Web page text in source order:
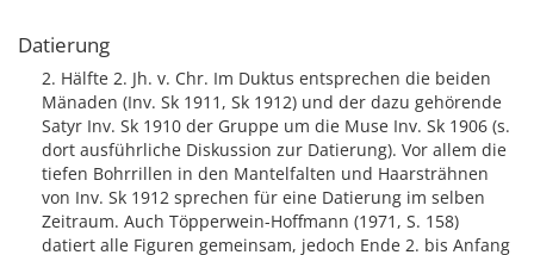
Datierung
2. Hälfte 2. Jh. v. Chr. Im Duktus entsprechen die beiden
Mänaden (Inv. Sk 1911, Sk 1912) und der dazu gehörende
Satyr Inv. Sk 1910 der Gruppe um die Muse Inv. Sk 1906 (s.
dort ausführliche Diskussion zur Datierung). Vor allem die
tiefen Bohrrillen in den Mantelfalten und Haarsträhnen
von Inv. Sk 1912 sprechen für eine Datierung im selben
Zeitraum. Auch Töpperwein-Hoffmann (1971, S. 158)
datiert alle Figuren gemeinsam, jedoch Ende 2. bis Anfang